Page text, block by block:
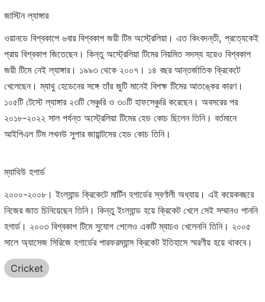
জাস্টিন ল্যাঙ্গার
ওয়ানডে বিশ্বকাপে ৬বার বিশ্বকাপ জয়ী টিম অস্ট্রেলিয়া। এত কিংবদন্তী, প্রত্যেকেই
প্রায় বিশ্বকাপ জিতেছেন। কিন্তু অস্ট্রেলিয়া টিমের নিয়মিত সদস্য হয়েও বিশ্বকাপ
জয়ী টিমে নেই ল্যাঙ্গার। ১৯৯৩ থেকে ২০০৭। ১৪ বছর আন্তর্জাতিক ক্রিকেটে
খেলেছেন। ম্যাথু হেডেনের সঙ্গে তাঁর জুটি মানেই বিপক্ষ টিমের আতঙ্কের কারণ।
১০৫টি টেস্টে ল্যাঙ্গার ২৩টি সেঞ্চুরি ও ৩০টি হাফসেঞ্চুরি করেছেন। অবসরের পর
২০১৮-২০২২ সাল পর্যন্ত অস্ট্রেলিয়া টিমের হেড কোচ ছিলেন তিনি। বর্তমানে
আইপিএল টিম লখনউ সুপার জায়ান্টসের হেড কোচ তিনি।
ম্যাথিউ হগার্ড
২০০০-২০০৮। ইংল্যান্ড ক্রিকেটে মার্টিন হগার্ডের স্বর্ণালী অধ্যায়। এই কয়েকবছরে
নিজের জাত চিনিয়েছেন তিনি। কিন্তু ইংল্যান্ড হয়ে ক্রিকেট খেলে সেই সম্মানও পাননি
হগার্ড। ২০০৩ বিশ্বকাপ টিমে সুযোগ পেলেও একটি ম্যাচও খেলেননি তিনি। ২০০৫
সালে অ্যাসেজ সিরিজে হগার্ডের পারফরম্যান্স ক্রিকেট ইতিহাসে স্মরণীয় হয়ে থাকবে।
Cricket